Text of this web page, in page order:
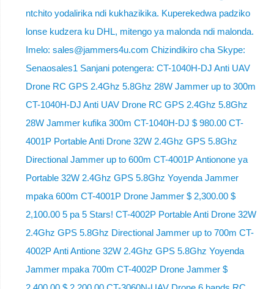
ntchito yodalirika ndi kukhazikika. Kuperekedwa padziko
lonse kudzera ku DHL, mitengo ya malonda ndi malonda.
Imelo: sales@jammers4u.com Chizindikiro cha Skype:
Senaosales1 Sanjani potengera: CT-1040H-DJ Anti UAV
Drone RC GPS 2.4Ghz 5.8Ghz 28W Jammer up to 300m
CT-1040H-DJ Anti UAV Drone RC GPS 2.4Ghz 5.8Ghz
28W Jammer kufika 300m CT-1040H-DJ $ 980.00 CT-
4001P Portable Anti Drone 32W 2.4Ghz GPS 5.8Ghz
Directional Jammer up to 600m CT-4001P Antionone ya
Portable 32W 2.4Ghz GPS 5.8Ghz Yoyenda Jammer
mpaka 600m CT-4001P Drone Jammer $ 2,300.00 $
2,100.00 5 pa 5 Stars! CT-4002P Portable Anti Drone 32W
2.4Ghz GPS 5.8Ghz Directional Jammer up to 700m CT-
4002P Anti Antione 32W 2.4Ghz GPS 5.8Ghz Yoyenda
Jammer mpaka 700m CT-4002P Drone Jammer $